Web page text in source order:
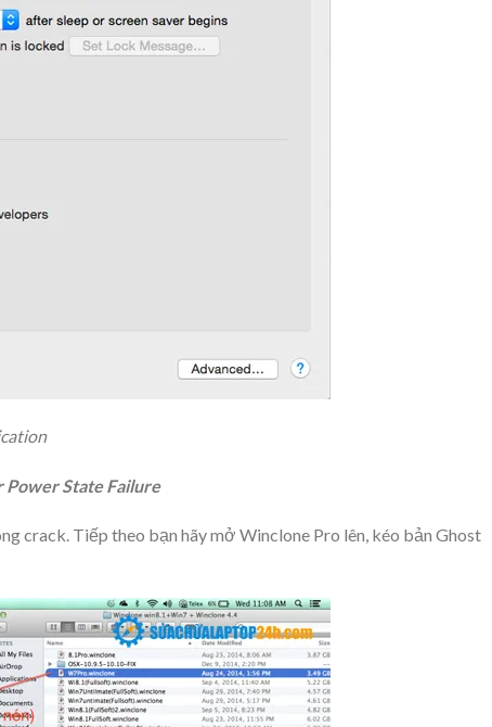
Power State Failure
crack. Tiếp theo bạn hãy mở Winclone Pro lên, kéo bản Ghost